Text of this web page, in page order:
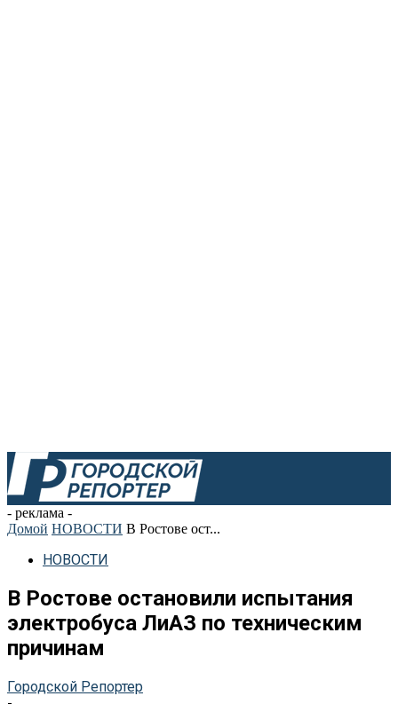
- реклама -
Домой НОВОСТИ В Ростове ост...
НОВОСТИ
В Ростове остановили испытания
электробуса ЛиАЗ по техническим
причинам
Городской Репортер